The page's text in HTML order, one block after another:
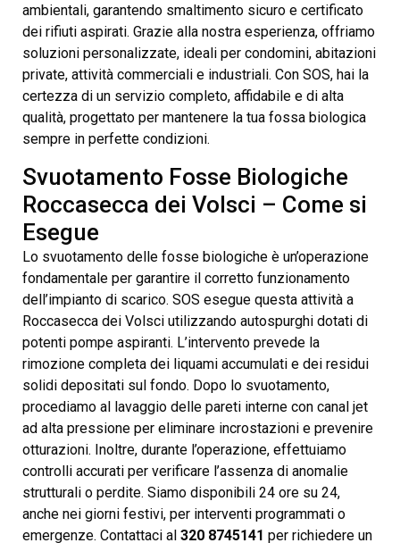
ambientali, garantendo smaltimento sicuro e certificato
dei rifiuti aspirati. Grazie alla nostra esperienza, offriamo
soluzioni personalizzate, ideali per condomini, abitazioni
private, attività commerciali e industriali. Con SOS, hai la
certezza di un servizio completo, affidabile e di alta
qualità, progettato per mantenere la tua fossa biologica
sempre in perfette condizioni.
Svuotamento Fosse Biologiche
Roccasecca dei Volsci – Come si
Esegue
Lo svuotamento delle fosse biologiche è un’operazione
fondamentale per garantire il corretto funzionamento
dell’impianto di scarico. SOS esegue questa attività a
Roccasecca dei Volsci utilizzando autospurghi dotati di
potenti pompe aspiranti. L’intervento prevede la
rimozione completa dei liquami accumulati e dei residui
solidi depositati sul fondo. Dopo lo svuotamento,
procediamo al lavaggio delle pareti interne con canal jet
ad alta pressione per eliminare incrostazioni e prevenire
otturazioni. Inoltre, durante l’operazione, effettuiamo
controlli accurati per verificare l’assenza di anomalie
strutturali o perdite. Siamo disponibili 24 ore su 24,
anche nei giorni festivi, per interventi programmati o
emergenze. Contattaci al 320 8745141 per richiedere un